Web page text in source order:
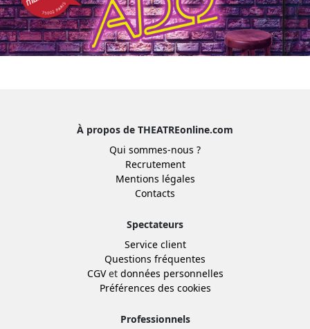
À propos de THEATREonline.com
Qui sommes-nous ?
Recrutement
Mentions légales
Contacts
Spectateurs
Service client
Questions fréquentes
CGVet données personnelles
Préférences des cookies
Professionnels